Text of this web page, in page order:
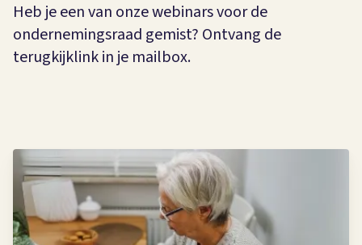
Heb je een van onze webinars voor de
ondernemingsraad gemist? Ontvang de
terugkijklink in je mailbox.